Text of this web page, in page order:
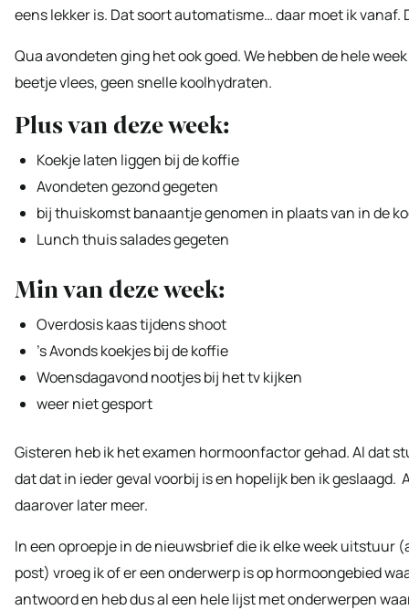
eens lekker is. Dat soort automatisme… daar moet ik vanaf.
Qua avondeten ging het ook goed. We hebben de hele
beetje vlees, geen snelle koolhydraten.
Plus van deze week:
Koekje laten liggen bij de koffie
Avondeten gezond gegeten
bij thuiskomst banaantje genomen in plaats van in de
Lunch thuis salades gegeten
Min van deze week:
Overdosis kaas tijdens shoot
’s Avonds koekjes bij de koffie
Woensdagavond nootjes bij het tv kijken
weer niet gesport
Gisteren heb ik het examen hormoonfactor gehad. Al dat
dat dat in ieder geval voorbij is en hopelijk ben ik
daarover later meer.
In een oproepje in de nieuwsbrief die ik elke week uitstuur
post) vroeg ik of er een onderwerp is op hormoongebied
antwoord en heb dus al een hele lijst met onderwerpen